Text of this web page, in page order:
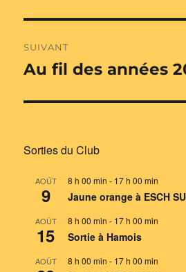
SUIVANT
Publication
Au fil des années
Sorties du Club
AOÛT
9
8 h 00 min - 17 h 00 min
Jaune orange à ESCH
AOÛT
15
8 h 00 min - 17 h 00 min
Sortie à Hamois
AOÛT 8 h 00 min - 17 h 00 min